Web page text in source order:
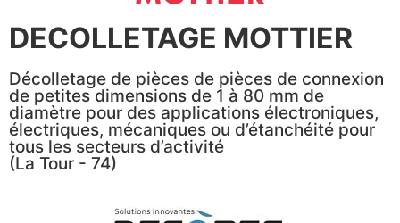
DECOLLETAGE MOTTIER
Décolletage de pièces de pièces de connexion
de petites dimensions de 1 à 80 mm de
diamètre pour des applications électroniques,
électriques, mécaniques ou d’étanchéité pour
tous les secteurs d’activité
(La Tour - 74)